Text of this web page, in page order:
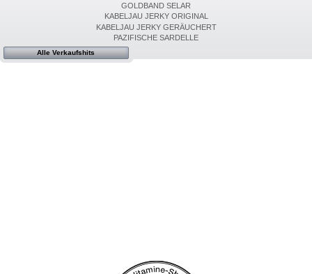
GOLDBAND SELAR
KABELJAU JERKY ORIGINAL
KABELJAU JERKY GERÄUCHERT
PAZIFISCHE SARDELLE
Alle Verkaufshits